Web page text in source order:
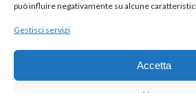
può influire negativamente su alcune
Gestisci servizi
Accetta
Facebook Twitter InstagramLinkedIn